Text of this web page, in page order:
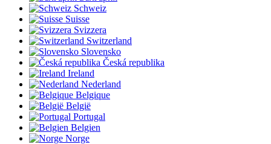
Schweiz
Suisse
Svizzera
Switzerland
Slovensko
Česká republika
Ireland
Nederland
Belgique
België
Portugal
Belgien
Norge